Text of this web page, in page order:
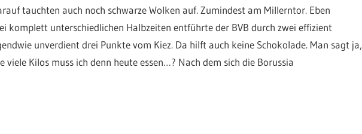
tauchten auch noch schwarze Wolken auf. Zumindest am Millerntor. Eben
komplett unterschiedlichen Halbzeiten entführte der BVB durch zwei effizient
unverdient drei Punkte vom Kiez. Da hilft auch keine Schokolade. Man sagt ja,
viele Kilos muss ich denn heute essen…? Nach dem sich die Borussia